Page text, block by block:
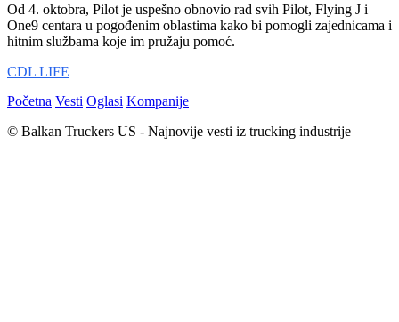
Od 4. oktobra, Pilot je uspešno obnovio rad svih Pilot, Flying J i
One9 centara u pogođenim oblastima kako bi pomogli zajednicama i
hitnim službama koje im pružaju pomoć.
CDL LIFE
Početna Vesti Oglasi Kompanije
© Balkan Truckers US - Najnovije vesti iz trucking industrije